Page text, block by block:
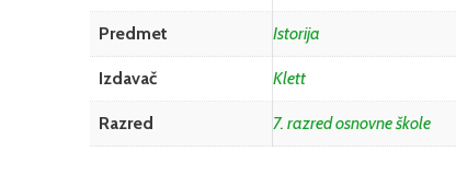
Predmet Istorija
Izdavač Klett
Razred 7. razred osnovne škole